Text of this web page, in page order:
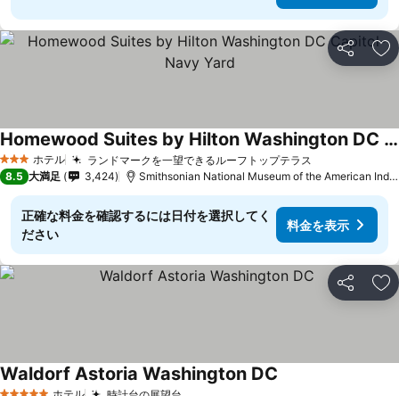
シェア お
3 ホテルのランク
ホテル ランドマークを一望できるルーフトップテラス
Homewood Suites by Hilton Washington DC Capitol-Navy Yard
8.5 大満足 3,424 Smithsonian National Museum of the American Indianまで1.5 km
正確な料金を確認するには日付を選択してく
ださい
料金を表示
シェア お
ホテル
Waldorf Astoria Washington DC